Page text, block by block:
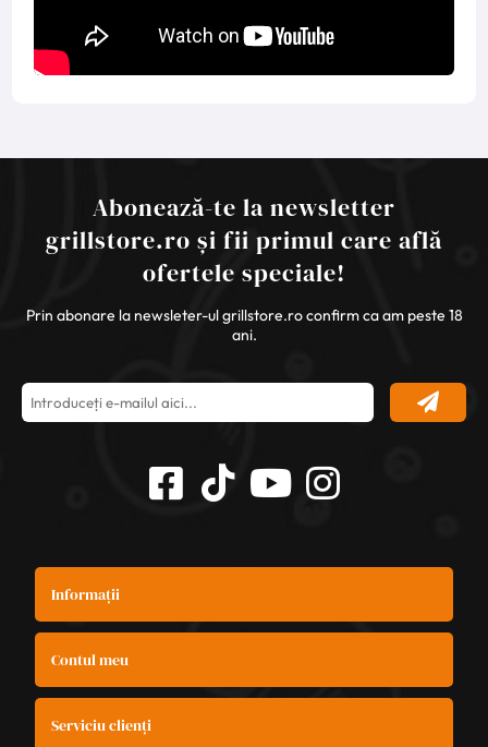
Abonează-te la newsletter
grillstore.ro și fii primul care află
ofertele speciale!
Prin abonare la newsleter-ul grillstore.ro confirm ca am peste 18
ani.
Informații
Contul meu
Serviciu clienți